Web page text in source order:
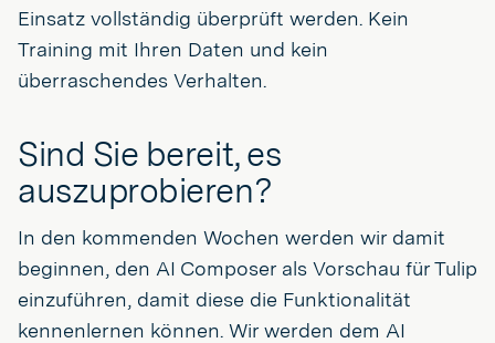
Einsatz vollständig überprüft werden. Kein
Training mit Ihren Daten und kein
überraschendes Verhalten.
Sind Sie bereit, es
auszuprobieren?
In den kommenden Wochen werden wir damit
beginnen, den AI Composer als Vorschau für Tulip
einzuführen, damit diese die Funktionalität
kennenlernen können. Wir werden dem AI